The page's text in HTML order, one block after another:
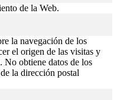
de la Web.
la navegación de los
el origen de las visitas y
No obtiene datos de los
la dirección postal